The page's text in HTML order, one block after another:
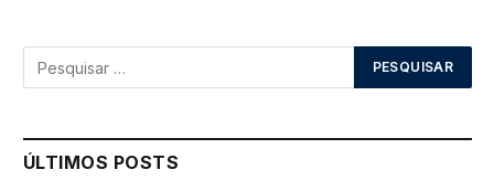
ÚLTIMOS POSTS